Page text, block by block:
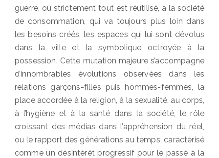
guerre, où strictement tout est réutilisé, à la société
de consommation, qui va toujours plus loin dans
les besoins créés, les espaces qui lui sont dévolus
dans la ville et la symbolique octroyée à la
possession. Cette mutation majeure s’accompagne
d’innombrables évolutions observées dans les
relations garçons-filles puis hommes-femmes, la
place accordée à la religion, à la sexualité, au corps,
à l’hygiène et à la santé dans la société, le rôle
croissant des médias dans l’appréhension du réel,
ou le rapport des générations au temps, caractérisé
comme un désintérêt progressif pour le passé à la